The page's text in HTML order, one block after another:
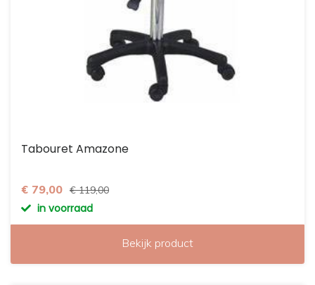
Tabouret Amazone
€ 79,00 € 119,00
in voorraad
Bekijk product